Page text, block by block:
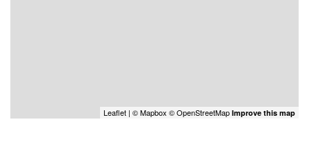
Leaflet | ©Mapbox ©OpenStreetMap Improve this map